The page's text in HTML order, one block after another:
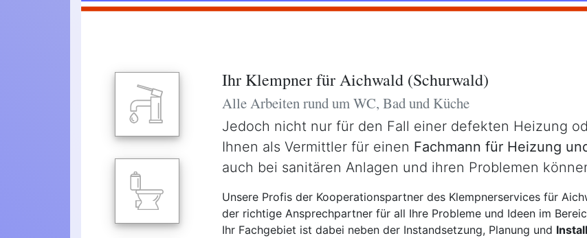
Ihr Klempner für Aichwald (Schurwald)
Alle Arbeiten rund um WC, Bad und Küche
Jedoch nicht nur für den Fall einer defekten Heizung
Ihnen als Vermittler für einen Fachmann für Heizung
auch bei sanitären Anlagen und ihren Problemen
Unsere Profis der Kooperationspartner des Klempnerservices für
der richtige Ansprechpartner für all Ihre Probleme und Ideen im
Ihr Fachgebiet ist dabei neben der Instandsetzung, Planung und